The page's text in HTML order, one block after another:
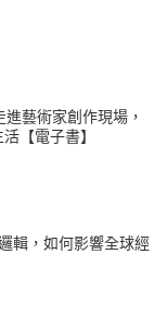
藝術家創作現場，
【電子書】
輯，如何影響全球經